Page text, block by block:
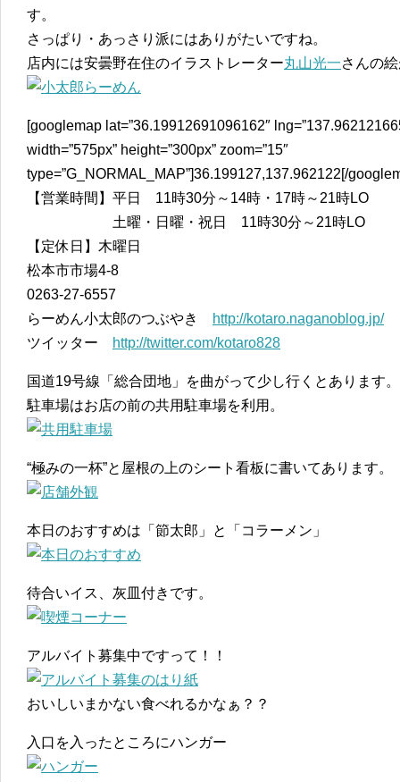
す。
さっぱり・あっさり派にはありがたいですね。
店内には安曇野在住のイラストレーター丸山光一さんの
[googlemap lat=”36.19912691096162″
width=”575px” height=”300px” zoom=”15″
type=”G_NORMAL_MAP”]36.199127,137.962122[/
【営業時間】平日 11時30分～14時・17時～21時LO
土曜・日曜・祝日 11時30分～21時LO
【定休日】木曜日
松本市市場4-8
0263-27-6557
らーめん小太郎のつぶやき
http://kotaro.naganoblog.jp/
ツイッター
http://twitter.com/kotaro828
国道19号線「総合団地」を曲がって少し行くとあります。
駐車場はお店の前の共用駐車場を利用。
“極みの一杯”と屋根の上のシート看板に書いてあります。
本日のおすすめは「節太郎」と「コラーメン」
待合いイス、灰皿付きです。
アルバイト募集中ですって！！
おいしいまかない食べれるかなぁ？？
入口を入ったところにハンガー